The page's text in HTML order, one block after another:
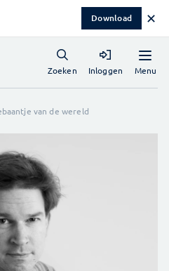
Download ✕
Menu
Zoeken Inloggen
van de wereld